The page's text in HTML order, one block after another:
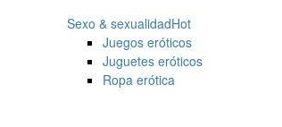
Sexo & sexualidadHot
Juegos eróticos
Juguetes eróticos
Ropa erótica